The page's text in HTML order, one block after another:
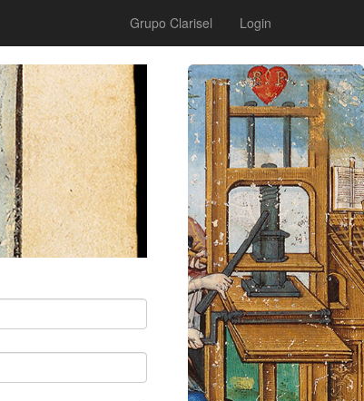
Grupo Clarisel Login